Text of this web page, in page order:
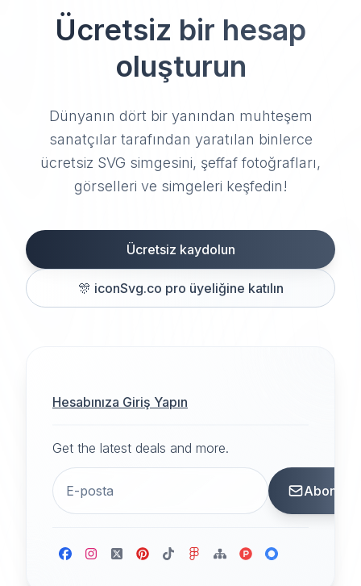
Ücretsiz bir hesap
oluşturun
Dünyanın dört bir yanından muhteşem
sanatçılar tarafından yaratılan binlerce
ücretsiz SVG simgesini, şeffaf fotoğrafları,
görselleri ve simgeleri keşfedin!
Ücretsiz kaydolun
🎊 iconSvg.co pro üyeliğine katılın
Hesabınıza Giriş Yapın
Get the latest deals and more.
Abone